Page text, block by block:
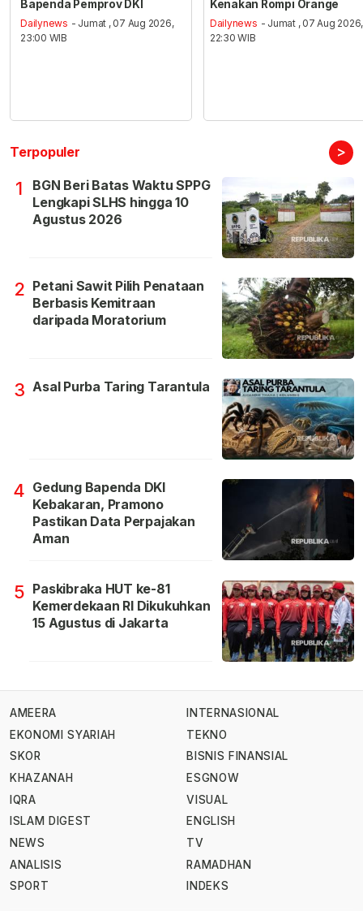
Bapenda Pemprov DKI
Dailynews - Jumat , 07 Aug 2026,
23:00 WIB
Kenakan Rompi Orange
Dailynews - Jumat , 07 Aug 2026,
22:30 WIB
Terpopuler >
1
BGN Beri Batas Waktu SPPG
Lengkapi SLHS hingga 10
Agustus 2026
2 Petani Sawit Pilih Penataan
Berbasis Kemitraan
daripada Moratorium
3 Asal Purba Taring Tarantula
4 Gedung Bapenda DKI
Kebakaran, Pramono
Pastikan Data Perpajakan
Aman
5 Paskibraka HUT ke-81
Kemerdekaan RI Dikukuhkan
15 Agustus di Jakarta
AMEERA
EKONOMI SYARIAH
SKOR
KHAZANAH
IQRA
ISLAM DIGEST
NEWS
ANALISIS
SPORT
INTERNASIONAL
TEKNO
BISNIS FINANSIAL
ESGNOW
VISUAL
ENGLISH
TV
RAMADHAN
INDEKS